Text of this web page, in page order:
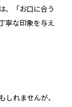
、「お口に合う
寧な印象を与え
しれませんが、